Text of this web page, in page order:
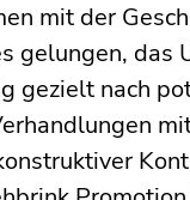
mit der
gelungen, das
gezielt nach